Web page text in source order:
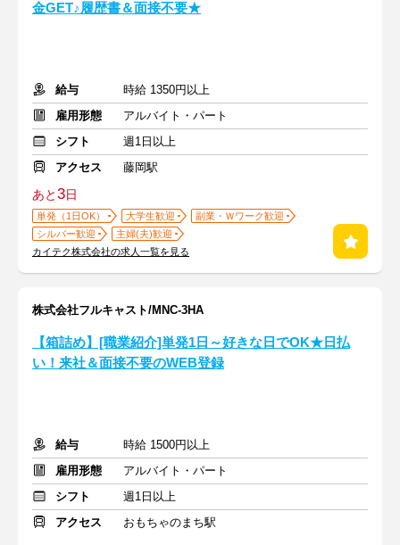
金GET♪履歴書＆面接不要★
給与
時給 1350円以上
雇用形態
アルバイト・パート
シフト
週1日以上
アクセス
藤岡駅
あと3日
単発（1日OK） 大学生歓迎
副業・Ｗワーク歓迎
シルバー歓迎
主婦(夫)歓迎
カイテク株式会社の求人一覧を見る
株式会社フルキャスト/MNC-3HA
【箱詰め】[職業紹介]単発1日～好きな日でOK★日払
い！来社＆面接不要のWEB登録
給与
時給 1500円以上
雇用形態
アルバイト・パート
シフト
週1日以上
アクセス
おもちゃのまち駅